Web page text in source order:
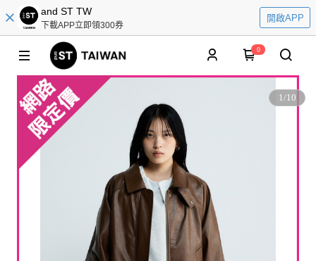
and ST TW
下載APP立即領300券
開啟APP
0
1/10